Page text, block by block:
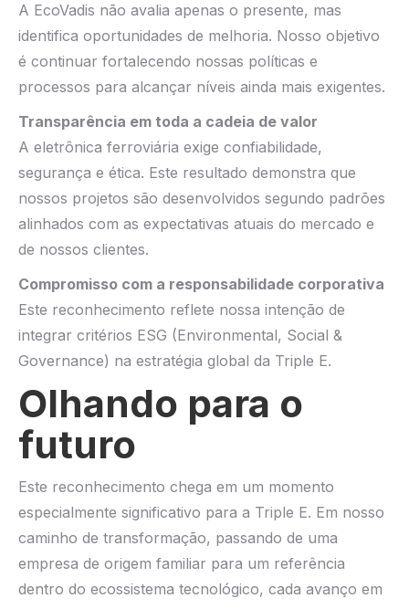
A EcoVadis não avalia apenas o presente, mas
identifica oportunidades de melhoria. Nosso objetivo
é continuar fortalecendo nossas políticas e
processos para alcançar níveis ainda mais exigentes.
Transparência em toda a cadeia de valor
A eletrônica ferroviária exige confiabilidade,
segurança e ética. Este resultado demonstra que
nossos projetos são desenvolvidos segundo padrões
alinhados com as expectativas atuais do mercado e
de nossos clientes.
Compromisso com a responsabilidade corporativa
Este reconhecimento reflete nossa intenção de
integrar critérios ESG (Environmental, Social &
Governance) na estratégia global da Triple E.
Olhando para o
futuro
Este reconhecimento chega em um momento
especialmente significativo para a Triple E. Em nosso
caminho de transformação, passando de uma
empresa de origem familiar para um referência
dentro do ecossistema tecnológico, cada avanço em